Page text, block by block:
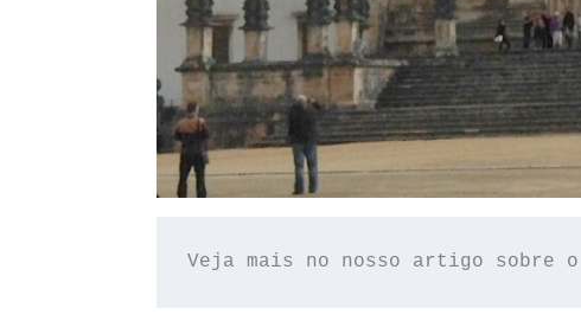
Veja mais no nosso artigo sobre o